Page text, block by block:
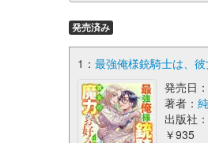
発売済み
1： 最強俺様銃騎士は、
発売日
著者：
出版社
￥935